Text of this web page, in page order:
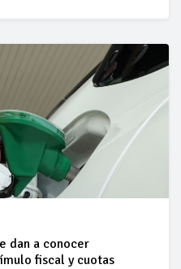
al 31 de julio
dan a conocer
fiscal y cuotas